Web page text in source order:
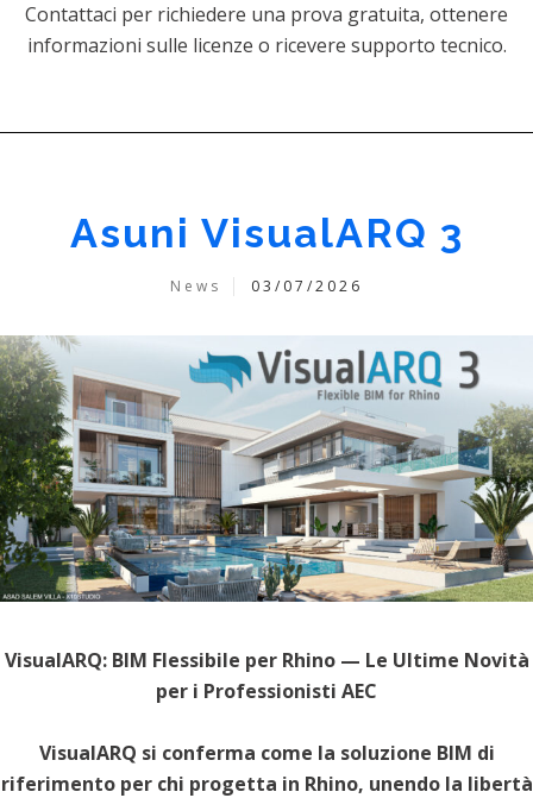
Contattaci per richiedere una prova gratuita, ottenere
informazioni sulle licenze o ricevere supporto tecnico.
Asuni VisualARQ 3
News 03/07/2026
VisualARQ: BIM Flessibile per Rhino — Le Ultime Novità
per i Professionisti AEC
VisualARQ si conferma come la soluzione BIM di
riferimento per chi progetta in Rhino, unendo la libertà